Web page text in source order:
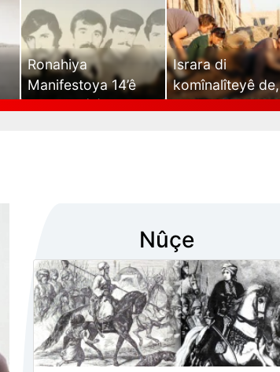
Ronahiya
Manifestoya 14’ê
Israra di
komînalîteyê de,
Nûçe